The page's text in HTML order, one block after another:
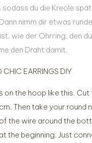
du die Kreole
nimm dir etwas
wie der Ohrring, den
den Draht damit.
on the hoop like this. Cut
Then take your round
the wire around the
the beginning. Just